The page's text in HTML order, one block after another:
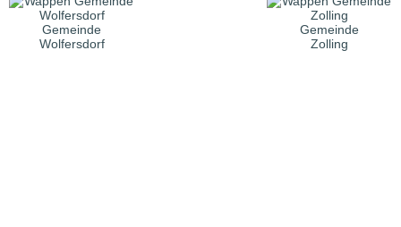
Gemeinde
Wolfersdorf
Gemeinde
Zolling